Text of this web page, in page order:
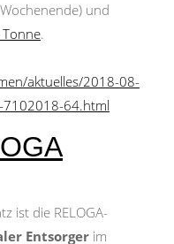
und
.
aktuelles/2018-08-
7102018-64.html
ist die RELOGA-
Entsorger im